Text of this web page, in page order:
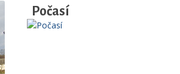
Počasí